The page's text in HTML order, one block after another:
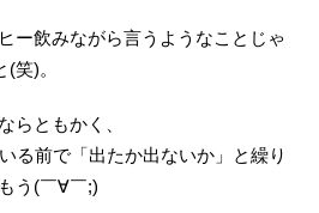
ー飲みながら言うようなことじゃ
笑)。
らともかく、
る前で「出たか出ないか」と繰り
う(￣∀￣;)